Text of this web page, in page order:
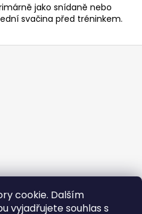
cookie. Dalším
vyjadřujete souhlas s
jako snídaně nebo
svačina před tréninkem.
eatgoodlookgreat